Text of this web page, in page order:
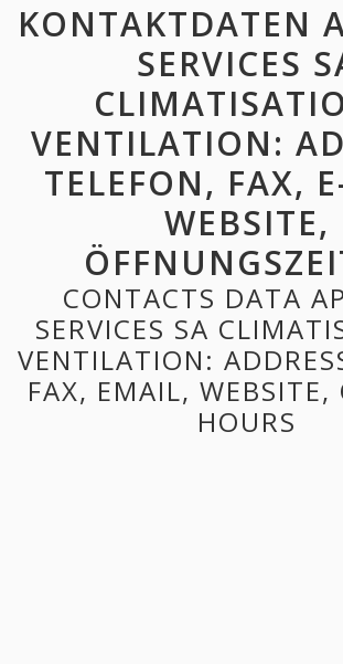
KONTAKTDATEN
SERVICES
VENTILATION:
TELEFON, FAX,
WEBSITE,
CONTACTS DATA
SERVICES SA
VENTILATION:
FAX, EMAIL, WEBSITE,
HOURS